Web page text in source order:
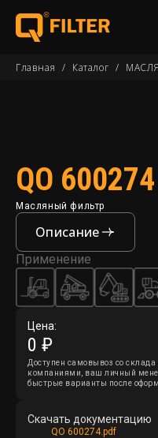
Главная / Каталог /
QO 600274
Масляный фильтр
Описание
Применение
Цена:
0 ₽
Доступен самовывоз со
компаниями, ваш личный
быстрые варианты после
Скачать документацию
QO 600274.pdf